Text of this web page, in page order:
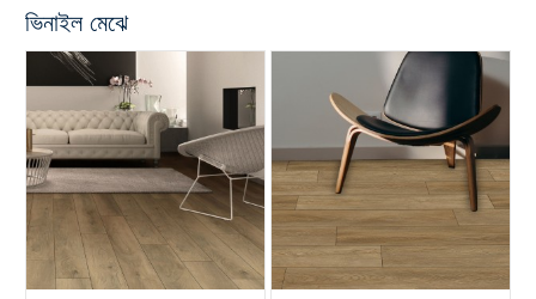
ভিনাইল মেঝে